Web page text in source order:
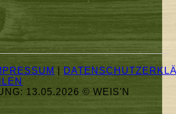
13.05.2026 ©WEIS'N